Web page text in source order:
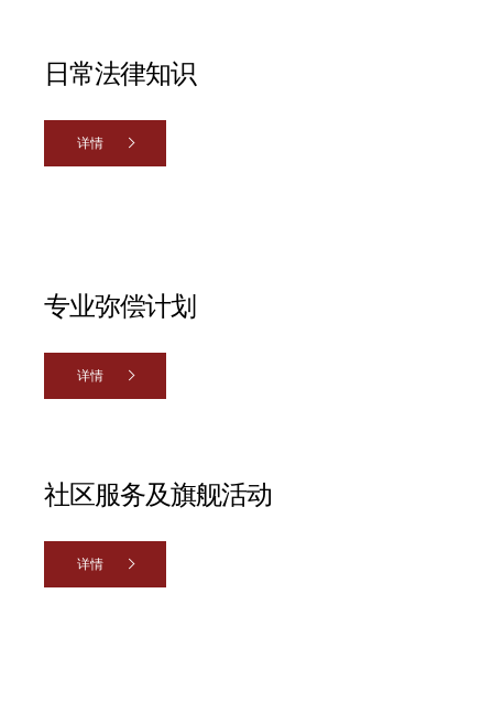
日常法律知识
详情
专业弥偿计划
详情
社区服务及旗舰活动
详情